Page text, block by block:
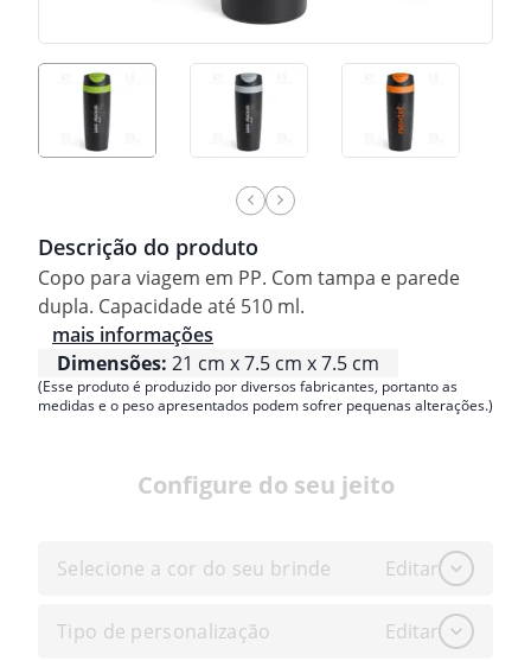
Descrição do produto
Copo para viagem em PP. Com tampa e parede
dupla. Capacidade até 510 ml.
mais informações
Dimensões: 21 cm x 7.5 cm x 7.5 cm
(Esse produto é produzido por diversos fabricantes, portanto as
medidas e o peso apresentados podem sofrer pequenas alterações.)
Configure do seu jeito
Selecione a cor do seu brinde Editar
Tipo de personalização Editar